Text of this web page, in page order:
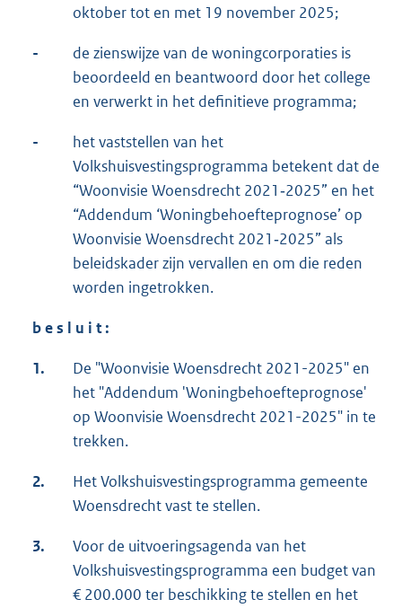
oktober tot en met 19 november 2025;
-
de zienswijze van de woningcorporaties is
beoordeeld en beantwoord door het college
en verwerkt in het definitieve programma;
-
het vaststellen van het
Volkshuisvestingsprogramma betekent dat de
“Woonvisie Woensdrecht 2021‑2025” en het
“Addendum ‘Woningbehoefteprognose’ op
Woonvisie Woensdrecht 2021‑2025” als
beleidskader zijn vervallen en om die reden
worden ingetrokken.
b e s l u i t :
1.
De "Woonvisie Woensdrecht 2021-2025" en
het "Addendum 'Woningbehoefteprognose'
op Woonvisie Woensdrecht 2021-2025" in te
trekken.
2.
Het Volkshuisvestingsprogramma gemeente
Woensdrecht vast te stellen.
3.
Voor de uitvoeringsagenda van het
Volkshuisvestingsprogramma een budget van
€ 200.000 ter beschikking te stellen en het